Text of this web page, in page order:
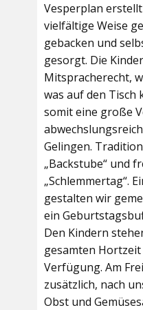
Vesperplan
vielfältige Weise
gebacken und
gesorgt. Die
Mitspracherecht,
was auf den Tisch
somit eine große
Gelingen.
„Backstube“ und
„Schlemmertag“.
gestalten wir
ein
Den Kindern
gesamten
Verfügung. Am
zusätzlich, nach
Obst und